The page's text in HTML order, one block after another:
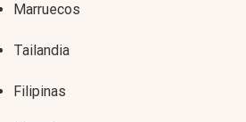
Marruecos
Tailandia
Filipinas